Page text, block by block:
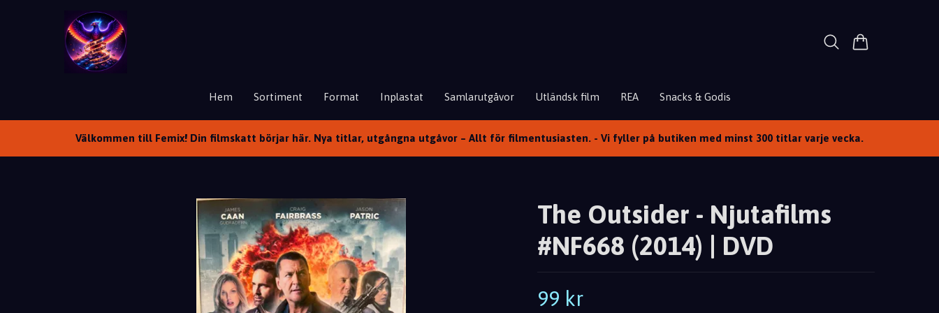
Hem Sortiment Format Inplastat Samlarutgåvor Utländsk film REA Snacks & Godis
Välkommen till Femix! Din filmskatt börjar här. Nya titlar, utgångna utgåvor – Allt för filmentusiasten. - Vi fyller på butiken med minst 300 titlar varje vecka.
The Outsider - Njutafilms
#NF668 (2014) | DVD
99 kr